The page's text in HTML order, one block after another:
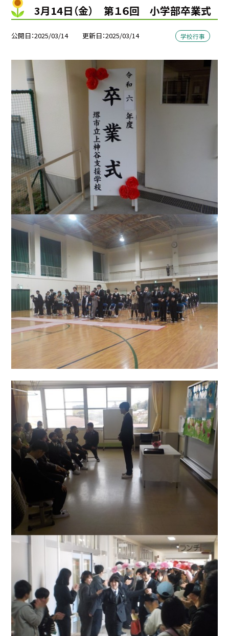
3月14日（金） 第１６回 小学部卒業式
公開日 2025/03/14 更新日 2025/03/14 学校行事